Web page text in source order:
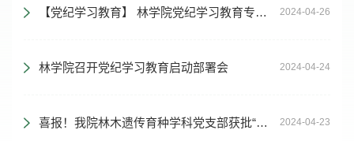
【党纪学习教育】 林学院党纪学习教育专题读书班开班暨第一次集中学习 2024-04-26
林学院召开党纪学习教育启动部署会 2024-04-24
喜报！我院林木遗传育种学科党支部获批“全国党建工作样板党支部”培育创建单位 2024-04-23